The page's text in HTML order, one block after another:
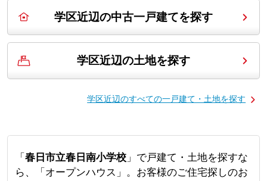
学区近辺の中古一戸建てを探す
学区近辺の土地を探す
学区近辺のすべての一戸建て・土地を探す
「 春日市立春日南小学校」で戸建て・土地を探すな
ら、「オープンハウス」。お客様のご住宅探しのお